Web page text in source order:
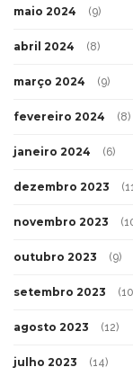
maio 2024 (9)
abril 2024 (8)
março 2024 (9)
fevereiro 2024 (8)
janeiro 2024 (6)
dezembro 2023
novembro 2023
outubro 2023 (9)
setembro 2023
agosto 2023 (12)
julho 2023 (14)